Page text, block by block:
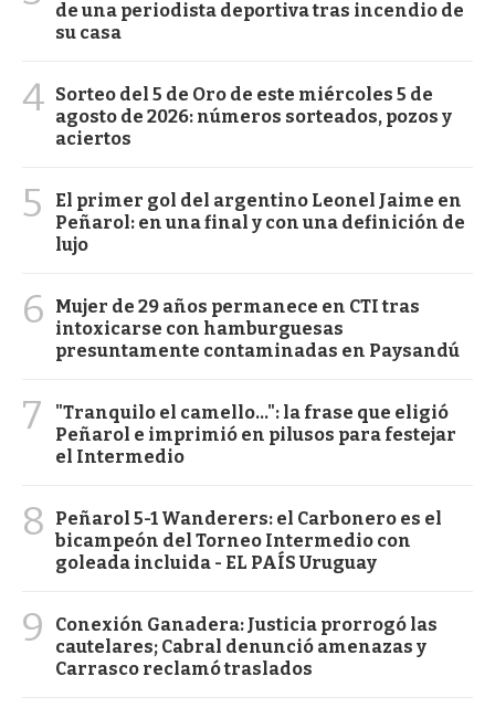
de una periodista deportiva tras incendio de
su casa
4 Sorteo del 5 de Oro de este miércoles 5 de
agosto de 2026: números sorteados, pozos y
aciertos
5
El primer gol del argentino Leonel Jaime en
Peñarol: en una final y con una definición de
lujo
6
Mujer de 29 años permanece en CTI tras
intoxicarse con hamburguesas
presuntamente contaminadas en Paysandú
7
"Tranquilo el camello...": la frase que eligió
Peñarol e imprimió en pilusos para festejar
el Intermedio
8
Peñarol 5-1 Wanderers: el Carbonero es el
bicampeón del Torneo Intermedio con
goleada incluida - EL PAÍS Uruguay
9
Conexión Ganadera: Justicia prorrogó las
cautelares; Cabral denunció amenazas y
Carrasco reclamó traslados